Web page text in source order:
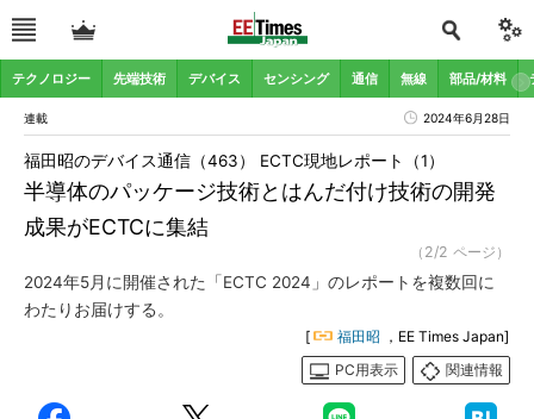
テクノロジー 先端技術 デバイス センシング 通信 無線 部品/材料
連載 2024年6月28日
半導体のパッケージ技術とはんだ付け技術の開発
成果がECTCに集結
福田昭のデバイス通信（463） ECTC現地レポート（1）
（2/2 ページ）
2024年5月に開催された「ECTC 2024」のレポートを複数回に
わたりお届けする。
[ 福田昭 ，EE Times Japan]
PC用表示
関連情報